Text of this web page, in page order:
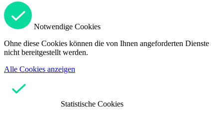
Notwendige Cookies
Ohne diese Cookies können die von Ihnen angeforderten Dienste
nicht bereitgestellt werden.
Alle Cookies anzeigen
Statistische Cookies